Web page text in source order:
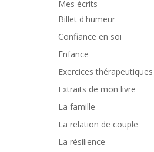
Mes écrits
Billet d'humeur
Confiance en soi
Enfance
Exercices thérapeutiques
Extraits de mon livre
La famille
La relation de couple
La résilience